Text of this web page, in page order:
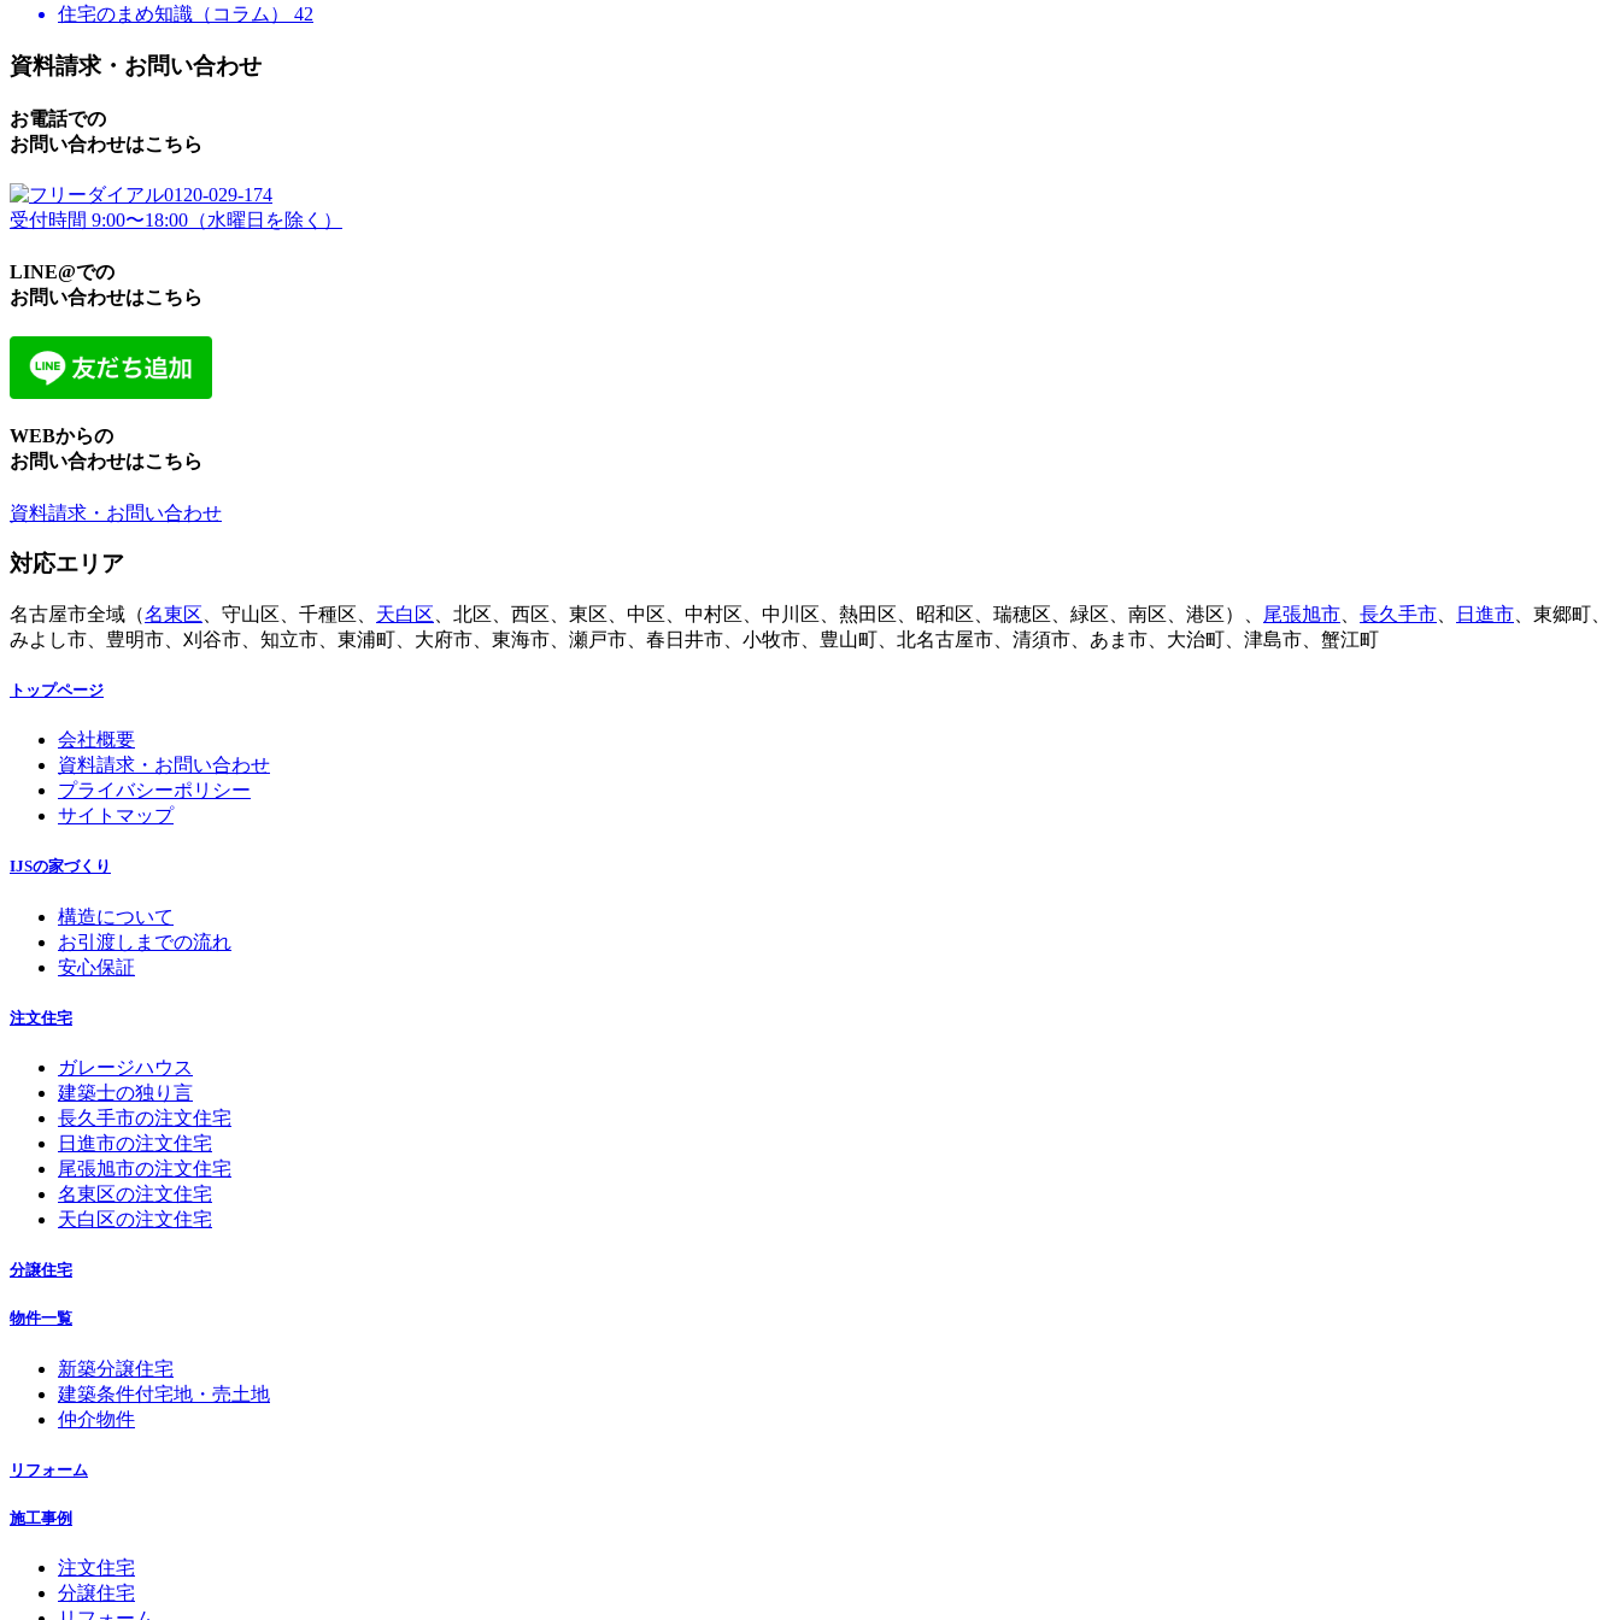
住宅のまめ知識（コラム） 42
資料請求・お問い合わせ
お電話での
お問い合わせはこちら
0120-029-174
受付時間 9:00〜18:00（水曜日を除く）
LINE@での
お問い合わせはこちら
WEBからの
お問い合わせはこちら
資料請求・お問い合わせ
対応エリア
名古屋市全域（名東区 、守山区、千種区、 天白区 、北区、西区、東区、中区、中村区、中川区、熱田区、昭和区、瑞穂区、緑区、南区、港区）、 尾張旭市 長久手市 日進市 、東郷町、
みよし市、豊明市、刈谷市、知立市、東浦町、大府市、東海市、瀬戸市、春日井市、小牧市、豊山町、北名古屋市、清須市、あま市、大治町、津島市、蟹江町
トップページ
会社概要
資料請求・お問い合わせ
プライバシーポリシー
サイトマップ
IJSの家づくり
構造について
お引渡しまでの流れ
安心保証
注文住宅
ガレージハウス
建築士の独り言
長久手市の注文住宅
日進市の注文住宅
尾張旭市の注文住宅
名東区の注文住宅
天白区の注文住宅
分譲住宅
物件一覧
新築分譲住宅
建築条件付宅地・売土地
仲介物件
リフォーム
施工事例
注文住宅
分譲住宅